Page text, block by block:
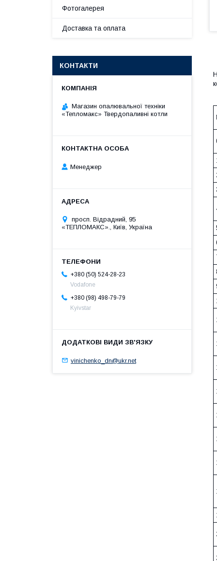
Фотогалерея
Доставка та оплата
КОНТАКТИ
Магазин опалювальної техніки
«Тепломакс» Твердопаливні котли
Менеджер
просп. Відрадний, 95
«ТЕПЛОМАКС»., Київ, Україна
+380 (50) 524-28-23
Vodafone
+380 (98) 498-79-79
Kyivstar
vinichenko_dn@ukr.net